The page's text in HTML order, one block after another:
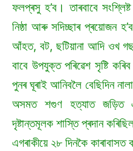
ফলপ্ৰসু হ’ব। তাৰবাবে
নিষ্ঠা আৰু সদিচ্ছাৰ প্ৰয়োজন
আঁহত, বট, ছটিয়ানা আদি ওখ
বাবে উপযুক্ত পৰিৱেশ সৃষ্টি
পুনৰ ঘূৰাই আনিবলৈ বেছিদিন
অসমত শগুণ হত্যাত জড়িত
দৃষ্টান্তমূলক শাস্তি প্ৰদান
এগৰাকীয়ে ২৮ দিনকৈ কাৰাবাসত